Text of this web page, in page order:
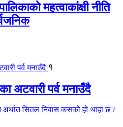
महत्वाकांक्षी नीति
१
अटवारी पर्व मनाउँदै